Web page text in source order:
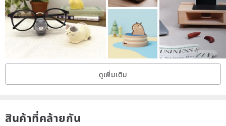
ดูเพิ่มเติม
สินค้าที่คล้ายกัน